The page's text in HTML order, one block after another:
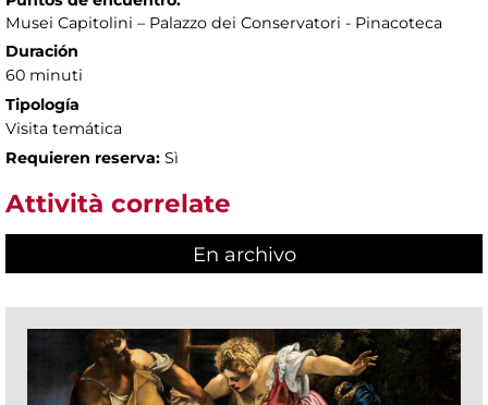
Musei Capitolini – Palazzo dei Conservatori - Pinacoteca
Duración
60 minuti
Tipología
Visita temática
Requieren reserva: Sì
Attività correlate
En archivo